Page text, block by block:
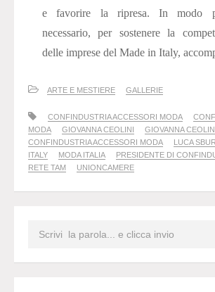
e favorire la ripresa. In modo
necessario, per sostenere la
delle imprese del Made in Italy,
ARTE E MESTIERE GALLERIE
CONFINDUSTRIA ACCESSORI MODA
MODA
GIOVANNA CEOLINI
GIOVANNA
CONFINDUSTRIA ACCESSORI MODA
LUCA
ITALY
MODA ITALIA
PRESIDENTE DI
RETE TAM
UNIONCAMERE